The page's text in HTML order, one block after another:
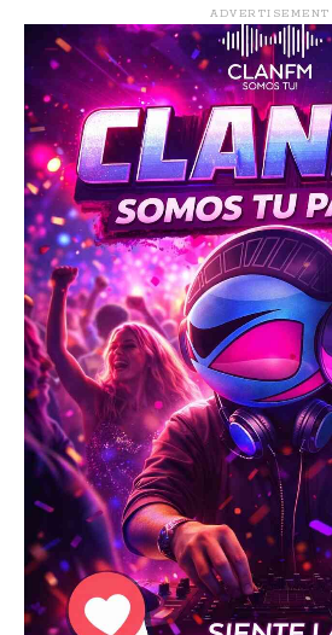
ADVERTISEMENT